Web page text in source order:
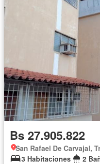
Bs 27.905.822
San Rafael De Carvajal,
3 Habitaciones
2